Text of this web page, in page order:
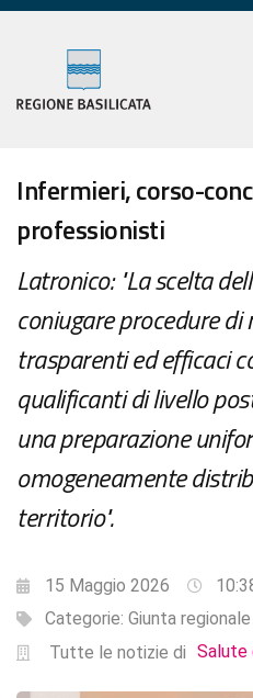
Infermieri, corso-
professionisti
Latronico: "La scelta
coniugare procedure
trasparenti ed efficaci
qualificanti di livello
una preparazione
omogeneamente
territorio".
15 Maggio 2026
Categorie: Giunta regionale
Tutte le notizie di Salute